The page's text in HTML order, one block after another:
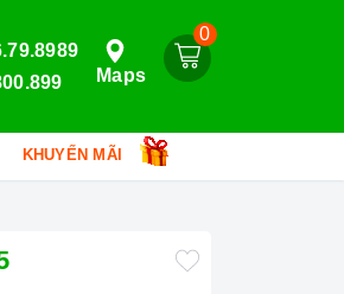
0
Maps
KHUYẾN MÃI